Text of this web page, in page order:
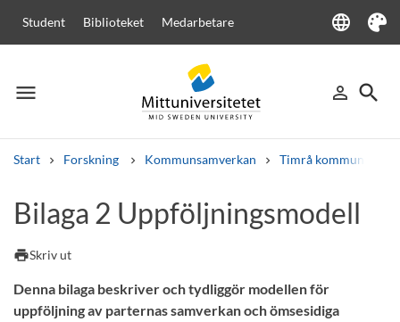
Student Biblioteket Medarbetare language
Language
Tema
menu
Meny person_outline
Logga in
search
Sök
Start Forskning Kommunsamverkan Timrå kommun
Andra söktjänster
Kurser och program
Bilaga 2 Uppföljningsmodell
printSkriv ut
Denna bilaga beskriver och tydliggör modellen för
uppföljning av parternas samverkan och ömsesidiga